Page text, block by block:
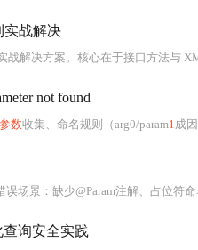
实战解决
战解决方案。核心在于接口方法与
not found
参数收集、命名规则（arg0/param1成
注解、占位符命名错误、对象属性不匹配、集合处理
查询安全实践